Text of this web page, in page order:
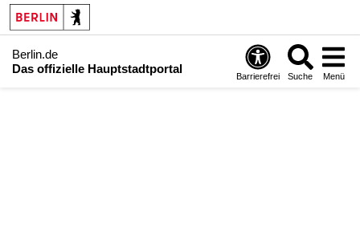
Berlin.de
Das offizielle Hauptstadtportal
Barrierefrei Suche Menü